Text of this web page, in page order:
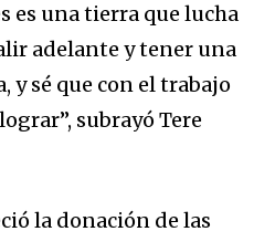
es una tierra que lucha
adelante y tener una
y sé que con el trabajo
subrayó Tere
la donación de las